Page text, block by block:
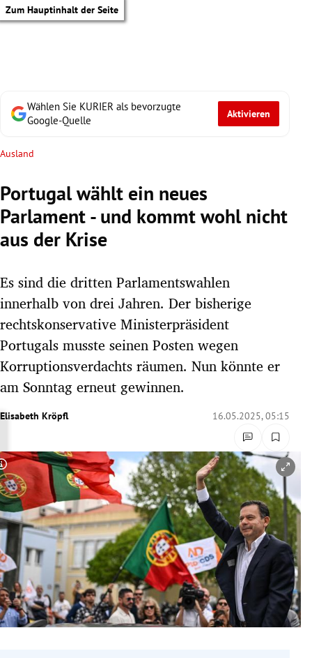
Zum Hauptinhalt der Seite
Untermenü
Untermenü
Untermenü
Untermenü
Untermenü
Untermenü
Untermenü
Untermenü
Wählen Sie KURIER als bevorzugte
Google-Quelle
Aktivieren
Ausland
Portugal wählt ein neues
Parlament - und kommt wohl nicht
aus der Krise
Es sind die dritten Parlamentswahlen
innerhalb von drei Jahren. Der bisherige
rechtskonservative Ministerpräsident
Portugals musste seinen Posten wegen
Korruptionsverdachts räumen. Nun könnte er
am Sonntag erneut gewinnen.
Elisabeth Kröpfl 16.05.2025, 05:15
Copyright-Hinweis öffnen/schließen